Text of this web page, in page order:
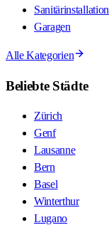
Sanitärinstallation
Garagen
Alle Kategorien
Beliebte Städte
Zürich
Genf
Lausanne
Bern
Basel
Winterthur
Lugano